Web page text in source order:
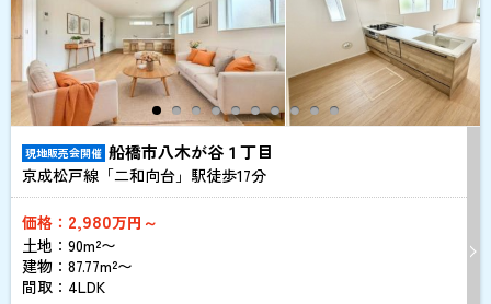
現地販売会開催 船橋市八木が谷１丁目
京成松戸線「二和向台」駅徒歩17分
価格： 2,980万円～
土地：90m²〜
建物：87.77m²〜
間取：4LDK